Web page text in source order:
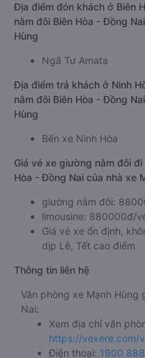
Địa điểm đón khách ở Biên
nằm đôi Biên Hòa - Đồng
Hùng
Ngã Tư Amata
Địa điểm trả khách ở Ninh
nằm đôi Biên Hòa - Đồng
Hùng
Bến xe Ninh Hòa
Giá vé xe giường nằm đôi
Hòa - Đồng Nai của nhà xe
giường nằm đôi:
limousine: 880000đ/
Giá vé xe ổn định,
dịp Lễ, Tết cao điểm
Thông tin liên hệ
Văn phòng xe Mạnh Hùng
Nai:
Xem địa chỉ văn
https://vexere.com/
Điện thoại: 1900